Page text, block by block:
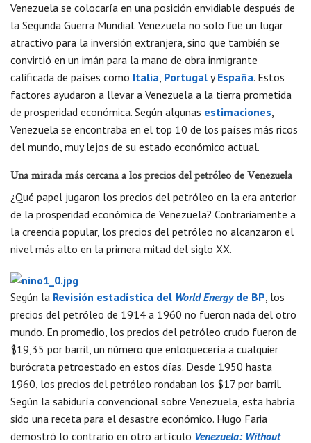
Venezuela se colocaría en una posición envidiable después de
la Segunda Guerra Mundial. Venezuela no solo fue un lugar
atractivo para la inversión extranjera, sino que también se
convirtió en un imán para la mano de obra inmigrante
calificada de países como Italia, Portugal yEspaña. Estos
factores ayudaron a llevar a Venezuela a la tierra prometida
de prosperidad económica. Según algunas estimaciones,
Venezuela se encontraba en el top 10 de los países más ricos
del mundo, muy lejos de su estado económico actual.
Una mirada más cercana a los precios del petróleo de Venezuela
¿Qué papel jugaron los precios del petróleo en la era anterior
de la prosperidad económica de Venezuela? Contrariamente a
la creencia popular, los precios del petróleo no alcanzaron el
nivel más alto en la primera mitad del siglo XX.
Según la Revisión estadística del World Energyde BP, los
precios del petróleo de 1914 a 1960 no fueron nada del otro
mundo. En promedio, los precios del petróleo crudo fueron de
$19,35 por barril, un número que enloquecería a cualquier
burócrata petroestado en estos días. Desde 1950 hasta
1960, los precios del petróleo rondaban los $17 por barril.
Según la sabiduría convencional sobre Venezuela, esta habría
sido una receta para el desastre económico. Hugo Faria
demostró lo contrario en otro artículo Venezuela: Without